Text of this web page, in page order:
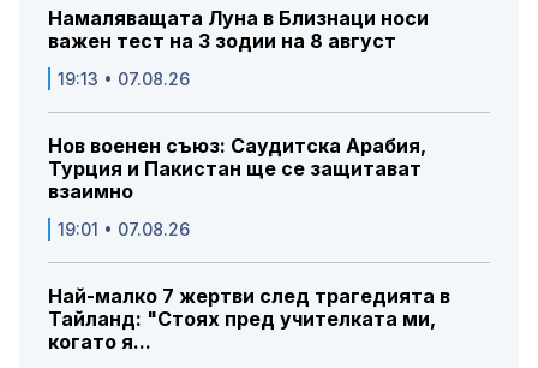
Намаляващата Луна в Близнаци носи
важен тест на 3 зодии на 8 август
19:13 • 07.08.26
Нов военен съюз: Саудитска Арабия,
Турция и Пакистан ще се защитават
взаимно
19:01 • 07.08.26
Най-малко 7 жертви след трагедията в
Тайланд: "Стоях пред учителката ми,
когато я...